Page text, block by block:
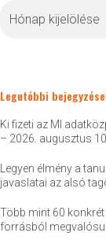
Legutóbbi
Ki fizeti az MI
– 2026. augusztus 10.
Legyen élmény a
javaslatai az alsó
Több mint 60
forrásból